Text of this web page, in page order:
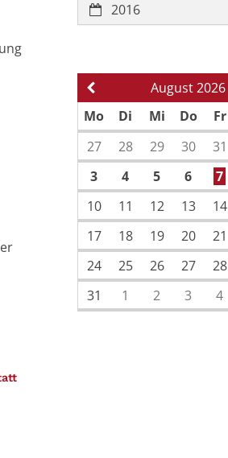
2016
Vorherige Seite
August 2026
Mo Di Mi Do Fr
27
28 29 30 31
3
4 5 6 7
10
11 12 13 14
17
18 19 20 21
24
25 26 27 28
31
1 2 3 4